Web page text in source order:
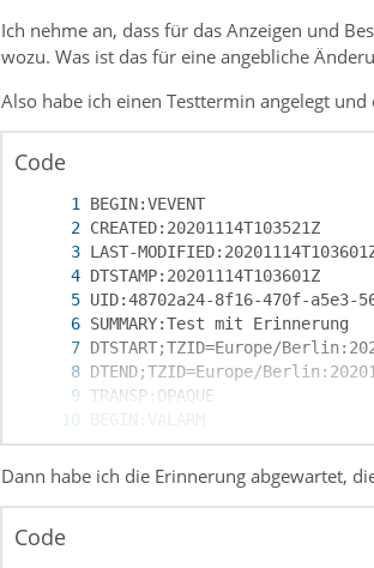
Ich nehme an, dass für das Anzeigen und
wozu. Was ist das für eine angebliche
Also habe ich einen Testtermin angelegt
Code
BEGIN:VEVENT
CREATED:20201114T103521Z
DTSTAMP:20201114T103601Z
ACTION:DISPLAY
Dann habe ich die Erinnerung abgewartet,
Code